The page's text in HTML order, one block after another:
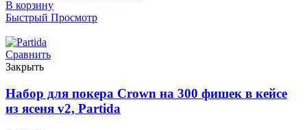
В корзину
Быстрый Просмотр
Сравнить
Закрыть
Набор для покера Crown на 300 фишек в кейсе
из ясеня v2, Partida